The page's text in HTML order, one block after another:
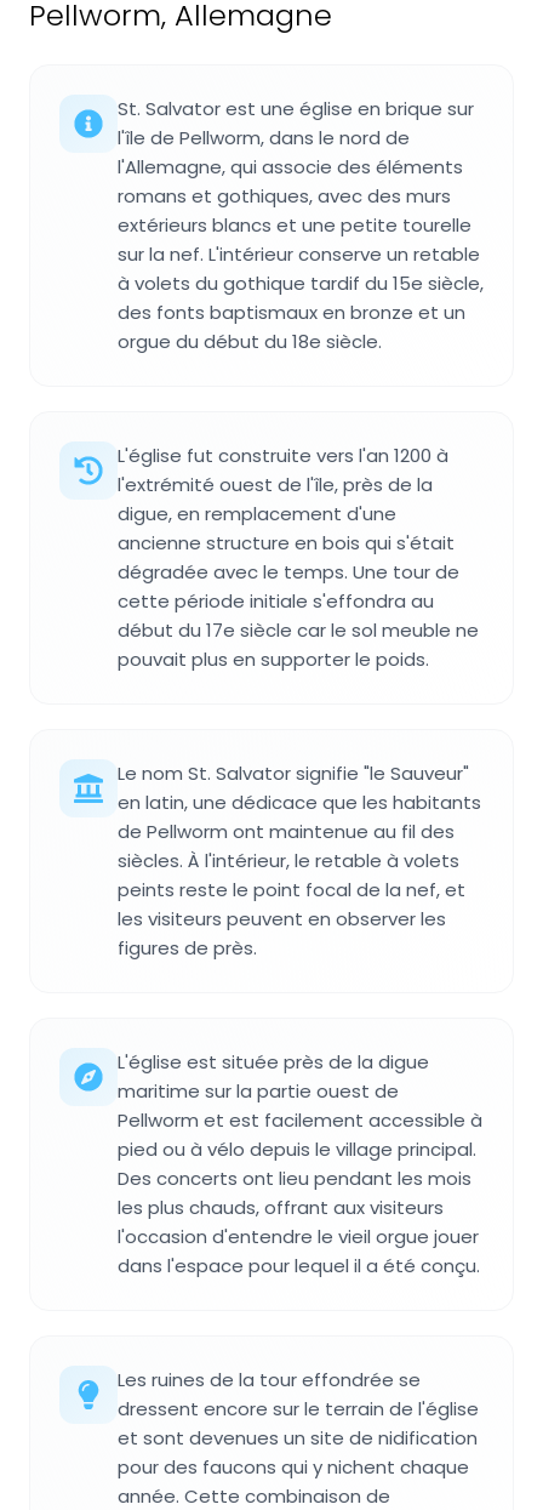
Pellworm, Allemagne
St. Salvator est une église en brique sur
l'île de Pellworm, dans le nord de
l'Allemagne, qui associe des éléments
romans et gothiques, avec des murs
extérieurs blancs et une petite tourelle
sur la nef. L'intérieur conserve un retable
à volets du gothique tardif du 15e siècle,
des fonts baptismaux en bronze et un
orgue du début du 18e siècle.
L'église fut construite vers l'an 1200 à
l'extrémité ouest de l'île, près de la
digue, en remplacement d'une
ancienne structure en bois qui s'était
dégradée avec le temps. Une tour de
cette période initiale s'effondra au
début du 17e siècle car le sol meuble ne
pouvait plus en supporter le poids.
Le nom St. Salvator signifie "le Sauveur"
en latin, une dédicace que les habitants
de Pellworm ont maintenue au fil des
siècles. À l'intérieur, le retable à volets
peints reste le point focal de la nef, et
les visiteurs peuvent en observer les
figures de près.
L'église est située près de la digue
maritime sur la partie ouest de
Pellworm et est facilement accessible à
pied ou à vélo depuis le village principal.
Des concerts ont lieu pendant les mois
les plus chauds, offrant aux visiteurs
l'occasion d'entendre le vieil orgue jouer
dans l'espace pour lequel il a été conçu.
Les ruines de la tour effondrée se
dressent encore sur le terrain de l'église
et sont devenues un site de nidification
pour des faucons qui y nichent chaque
année. Cette combinaison de